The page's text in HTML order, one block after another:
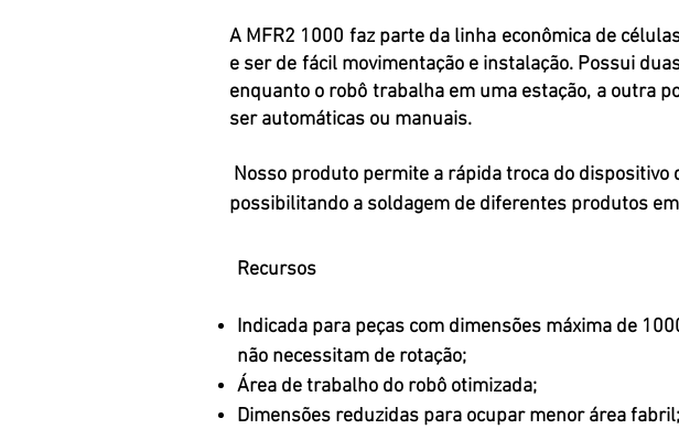
A MFR2 1000 faz parte da linha econômica de
e ser de fácil movimentação e instalação. Possui
enquanto o robô trabalha em uma estação, a outra
ser automáticas ou manuais.
Nosso produto permite a rápida troca do dispositivo
possibilitando a soldagem de diferentes produtos
Recursos
Indicada para peças com dimensões máxima de
não necessitam de rotação;
Área de trabalho do robô otimizada;
Dimensões reduzidas para ocupar menor área fabril;